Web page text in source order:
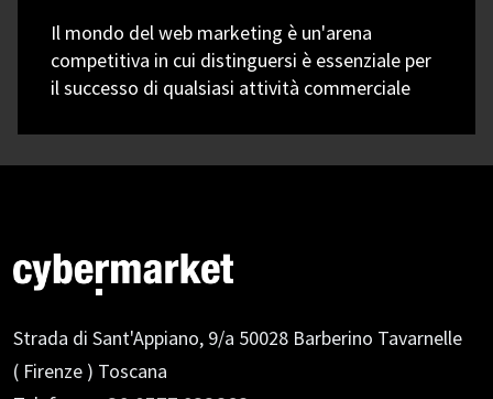
Il mondo del web marketing è un'arena
competitiva in cui distinguersi è essenziale per
il successo di qualsiasi attività commerciale
Strada di Sant'Appiano, 9/a 50028 Barberino Tavarnelle
( Firenze ) Toscana